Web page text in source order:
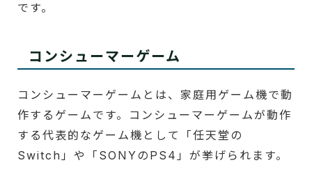
です。
コンシューマーゲーム
コンシューマーゲームとは、家庭用ゲーム機で動
作するゲームです。コンシューマーゲームが動作
する代表的なゲーム機として「任天堂の
Switch」や「SONYのPS4」が挙げられます。